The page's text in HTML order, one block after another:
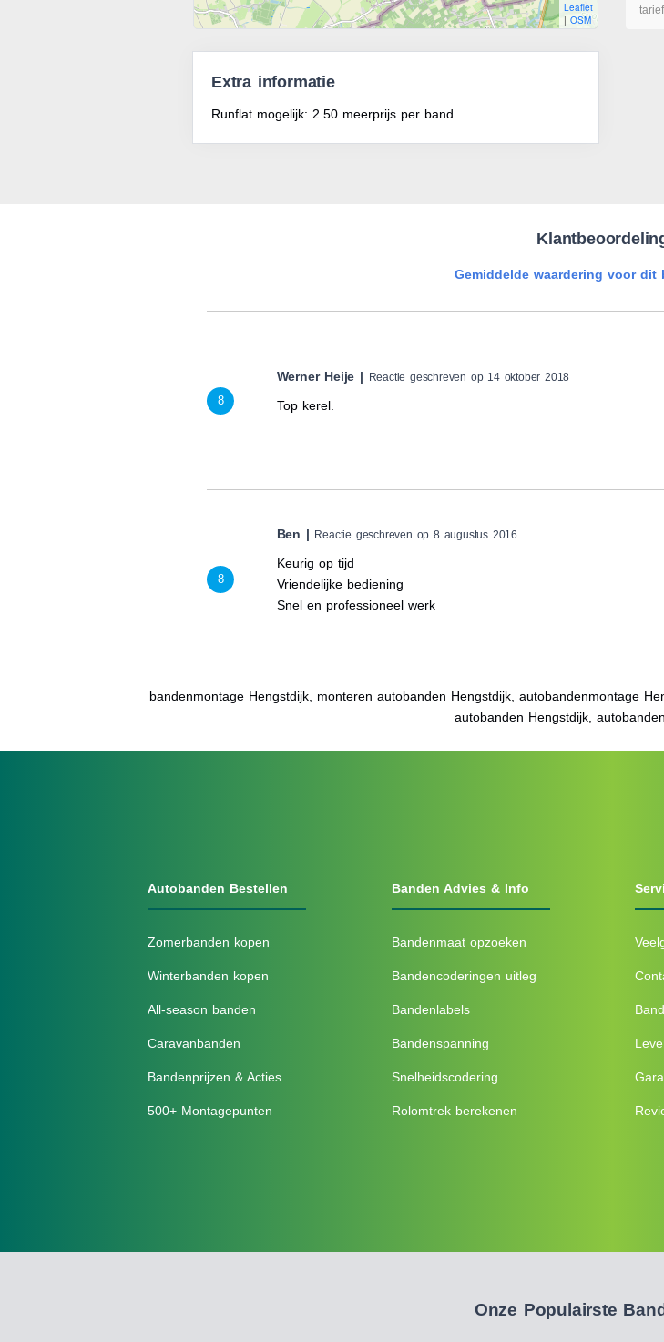
Leaflet
| OSM
Extra informatie
Runflat mogelijk: 2.50 meerprijs per band
Gemiddelde waardering voor dit
8
Werner Heije | Reactie geschreven op 14 oktober 2018
Top kerel.
8
Ben | Reactie geschreven op 8 augustus 2016
Keurig op tijd
Vriendelijke bediening
Snel en professioneel werk
bandenmontage Hengstdijk, monteren autobanden Hengstdijk, autobandenmontage
autobanden Hengstdijk,
Autobanden Bestellen
Zomerbanden kopen
Winterbanden kopen
All-season banden
Caravanbanden
Bandenprijzen & Acties
500+ Montagepunten
Banden Advies & Info
Bandenmaat opzoeken
Bandencoderingen uitleg
Bandenlabels
Bandenspanning
Snelheidscodering
Rolomtrek berekenen
Onze Populairste